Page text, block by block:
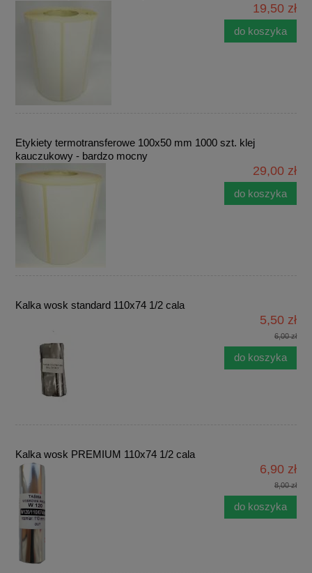
19,50 zł
do koszyka
Etykiety termotransferowe 100x50 mm 1000 szt. klej
kauczukowy - bardzo mocny
29,00 zł
do koszyka
Kalka wosk standard 110x74 1/2 cala
5,50 zł
6,00 zł
do koszyka
Kalka wosk PREMIUM 110x74 1/2 cala
6,90 zł
8,00 zł
do koszyka